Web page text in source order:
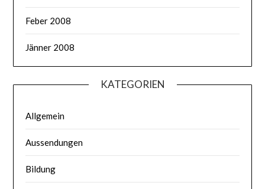
Feber 2008
Jänner 2008
KATEGORIEN
Allgemein
Aussendungen
Bildung